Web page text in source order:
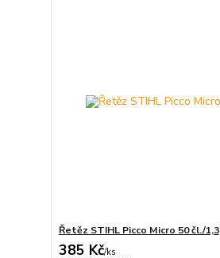
Řetěz STIHL Picco Micro 50 čl./1,3
385 Kč/ks